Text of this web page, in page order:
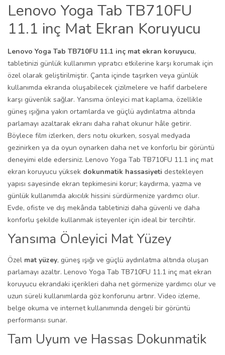
Lenovo Yoga Tab TB710FU
11.1 inç Mat Ekran Koruyucu
Lenovo Yoga Tab TB710FU 11.1 inç mat ekran koruyucu,
tabletinizi günlük kullanımın yıpratıcı etkilerine karşı korumak için
özel olarak geliştirilmiştir. Çanta içinde taşırken veya günlük
kullanımda ekranda oluşabilecek çizilmelere ve hafif darbelere
karşı güvenlik sağlar. Yansıma önleyici mat kaplama, özellikle
güneş ışığına yakın ortamlarda ve güçlü aydınlatma altında
parlamayı azaltarak ekranı daha rahat okunur hâle getirir.
Böylece film izlerken, ders notu okurken, sosyal medyada
gezinirken ya da oyun oynarken daha net ve konforlu bir görüntü
deneyimi elde edersiniz. Lenovo Yoga Tab TB710FU 11.1 inç mat
ekran koruyucu yüksek dokunmatik hassasiyeti destekleyen
yapısı sayesinde ekran tepkimesini korur; kaydırma, yazma ve
günlük kullanımda akıcılık hissini sürdürmenize yardımcı olur.
Evde, ofiste ve dış mekânda tabletinizi daha güvenli ve daha
konforlu şekilde kullanmak isteyenler için ideal bir tercihtir.
Yansıma Önleyici Mat Yüzey
Özel mat yüzey, güneş ışığı ve güçlü aydınlatma altında oluşan
parlamayı azaltır. Lenovo Yoga Tab TB710FU 11.1 inç mat ekran
koruyucu ekrandaki içerikleri daha net görmenize yardımcı olur ve
uzun süreli kullanımlarda göz konforunu artırır. Video izleme,
belge okuma ve internet kullanımında dengeli bir görüntü
performansı sunar.
Tam Uyum ve Hassas Dokunmatik